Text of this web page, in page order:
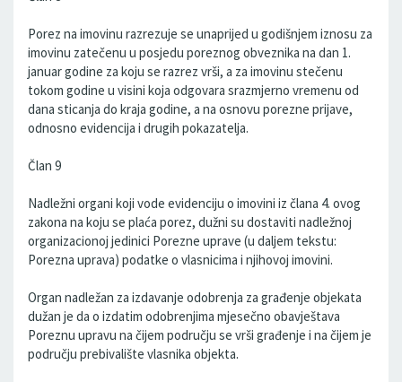
Porez na imovinu razrezuje se unaprijed u godišnjem iznosu za
imovinu zatečenu u posjedu poreznog obveznika na dan 1.
januar godine za koju se razrez vrši, a za imovinu stečenu
tokom godine u visini koja odgovara srazmjerno vremenu od
dana sticanja do kraja godine, a na osnovu porezne prijave,
odnosno evidencija i drugih pokazatelja.
Član 9
Nadležni organi koji vode evidenciju o imovini iz člana 4. ovog
zakona na koju se plaća porez, dužni su dostaviti nadležnoj
organizacionoj jedinici Porezne uprave (u daljem tekstu:
Porezna uprava) podatke o vlasnicima i njihovoj imovini.
Organ nadležan za izdavanje odobrenja za građenje objekata
dužan je da o izdatim odobrenjima mjesečno obavještava
Poreznu upravu na čijem području se vrši građenje i na čijem je
području prebivalište vlasnika objekta.